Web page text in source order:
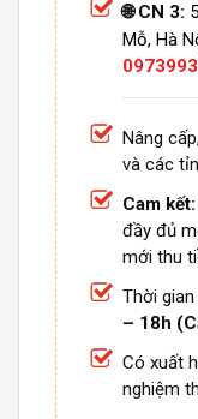
🌐 CN 3:
Mỗ, Hà
Nâng
và các
Cam kết:
đầy đủ
mới thu
Thời
– 18h
Có xuất
nghiệm